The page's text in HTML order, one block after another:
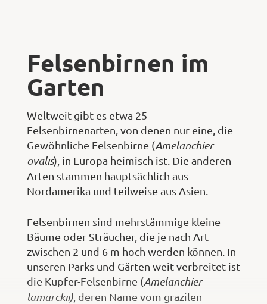
Felsenbirnen im
Garten
Weltweit gibt es etwa 25
Felsenbirnenarten, von denen nur eine, die
Gewöhnliche Felsenbirne (Amelanchier
ovalis), in Europa heimisch ist. Die anderen
Arten stammen hauptsächlich aus
Nordamerika und teilweise aus Asien.
Felsenbirnen sind mehrstämmige kleine
Bäume oder Sträucher, die je nach Art
zwischen 2 und 6 m hoch werden können. In
unseren Parks und Gärten weit verbreitet ist
die Kupfer-Felsenbirne (Amelanchier
lamarckii) , deren Name vom grazilen